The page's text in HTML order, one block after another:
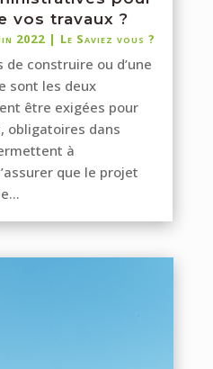
vos travaux ?
2022 | Le Saviez vous ?
de construire ou d’une
sont les deux
être exigées pour
obligatoires dans
à
que le projet